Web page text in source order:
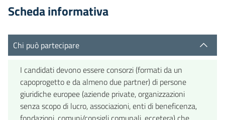
Scheda informativa
Chi può partecipare
I candidati devono essere consorzi (formati da un
capoprogetto e da almeno due partner) di persone
giuridiche europee (aziende private, organizzazioni
senza scopo di lucro, associazioni, enti di beneficenza,